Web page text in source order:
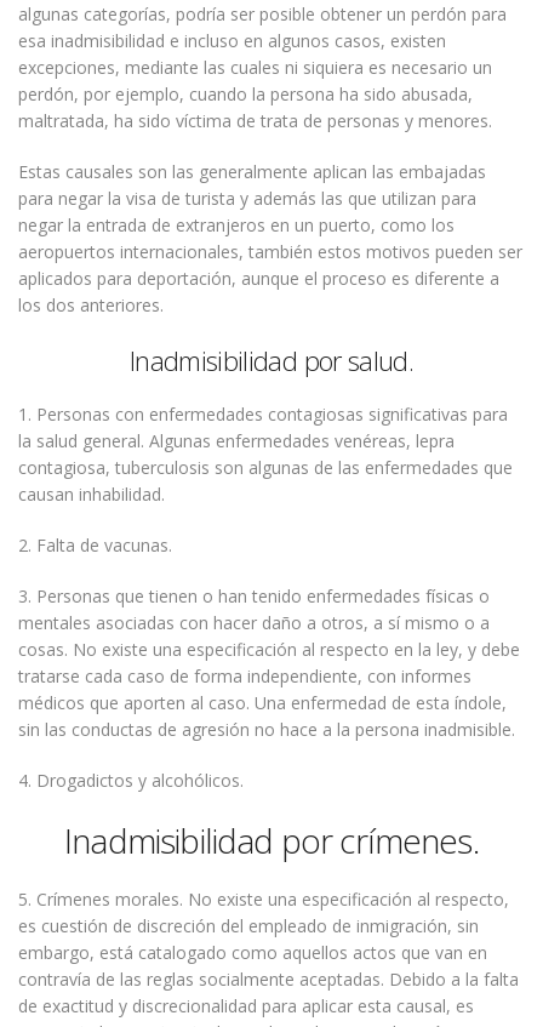
algunas categorías, podría ser posible obtener un perdón para
esa inadmisibilidad e incluso en algunos casos, existen
excepciones, mediante las cuales ni siquiera es necesario un
perdón, por ejemplo, cuando la persona ha sido abusada,
maltratada, ha sido víctima de trata de personas y menores.
Estas causales son las generalmente aplican las embajadas
para negar la visa de turista y además las que utilizan para
negar la entrada de extranjeros en un puerto, como los
aeropuertos internacionales, también estos motivos pueden ser
aplicados para deportación, aunque el proceso es diferente a
los dos anteriores.
Inadmisibilidad por salud.
1. Personas con enfermedades contagiosas significativas para
la salud general. Algunas enfermedades venéreas, lepra
contagiosa, tuberculosis son algunas de las enfermedades que
causan inhabilidad.
2. Falta de vacunas.
3. Personas que tienen o han tenido enfermedades físicas o
mentales asociadas con hacer daño a otros, a sí mismo o a
cosas. No existe una especificación al respecto en la ley, y debe
tratarse cada caso de forma independiente, con informes
médicos que aporten al caso. Una enfermedad de esta índole,
sin las conductas de agresión no hace a la persona inadmisible.
4. Drogadictos y alcohólicos.
Inadmisibilidad por crímenes.
5. Crímenes morales. No existe una especificación al respecto,
es cuestión de discreción del empleado de inmigración, sin
embargo, está catalogado como aquellos actos que van en
contravía de las reglas socialmente aceptadas. Debido a la falta
de exactitud y discrecionalidad para aplicar esta causal, es